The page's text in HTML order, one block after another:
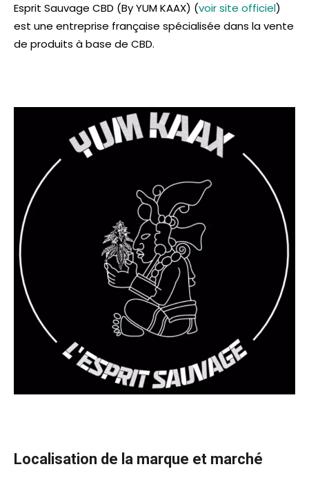
Esprit Sauvage CBD (By YUM KAAX) (voir site officiel)
est une entreprise française spécialisée dans la vente
de produits à base de CBD.
Localisation de la marque et marché